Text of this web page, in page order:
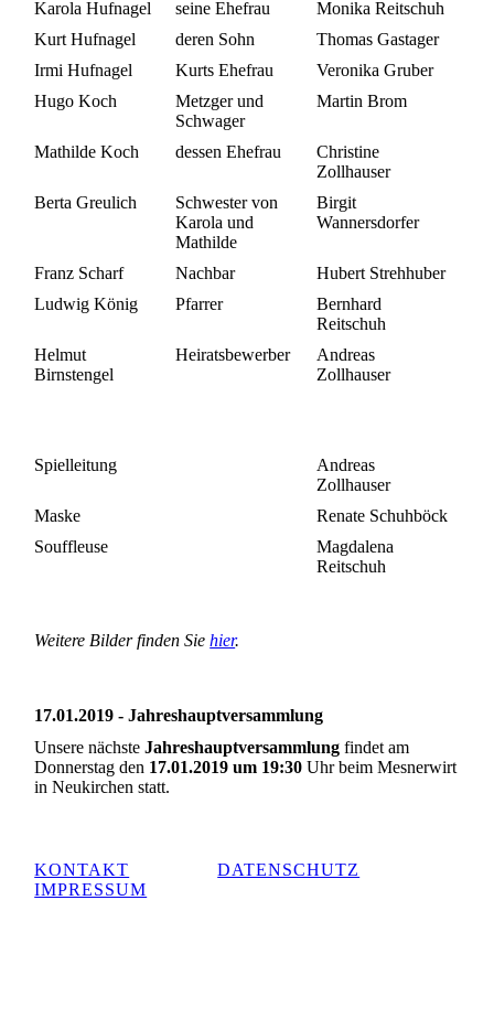
Karola Hufnagel
seine Ehefrau
Monika Reitschuh
Kurt Hufnagel
deren Sohn
Thomas Gastager
Irmi Hufnagel
Kurts Ehefrau
Veronika Gruber
Hugo Koch
Metzger und
Schwager
Martin Brom
Mathilde Koch dessen Ehefrau
Christine
Zollhauser
Berta Greulich
Schwester von
Karola und
Mathilde
Birgit
Wannersdorfer
Franz Scharf Nachbar
Hubert Strehhuber
Ludwig König
Pfarrer
Bernhard
Reitschuh
Helmut
Birnstengel
Heiratsbewerber
Andreas
Zollhauser
Spielleitung
Andreas
Zollhauser
Maske
Renate Schuhböck
Souffleuse
Magdalena
Reitschuh
Weitere Bilder finden Siehier.
17.01.2019 - Jahreshauptversammlung
Unsere nächsteJahreshauptversammlung findet am
Donnerstag den 17.01.2019 um 19:30 Uhr beim Mesnerwirt
in Neukirchen statt.
KONTAKT
DATENSCHUTZ
IMPRESSUM